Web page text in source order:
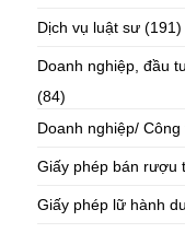
Dịch vụ luật sư (191)
Doanh nghiệp, đầu
(84)
Doanh nghiệp/ Công
Giấy phép bán rượu
Giấy phép lữ hành